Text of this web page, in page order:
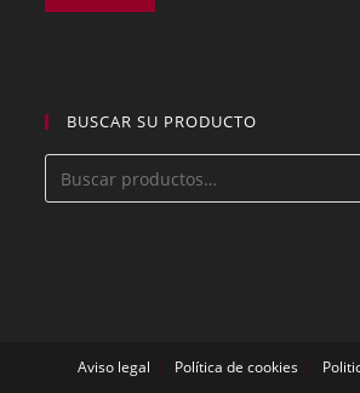
BUSCAR SU PRODUCTO
Aviso legal Política de cookies